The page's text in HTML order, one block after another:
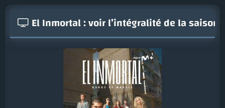
El Inmortal : voir l’intégralité de la saison